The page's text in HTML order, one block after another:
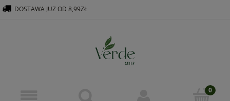
DOSTAWA JUZ OD 8,99ZŁ